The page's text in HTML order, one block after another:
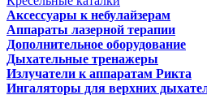
Аксессуары к небулайзерам
Аппараты лазерной терапии
Дополнительное оборудование
Дыхательные тренажеры
Излучатели к аппаратам Рикта
Ингаляторы для верхних